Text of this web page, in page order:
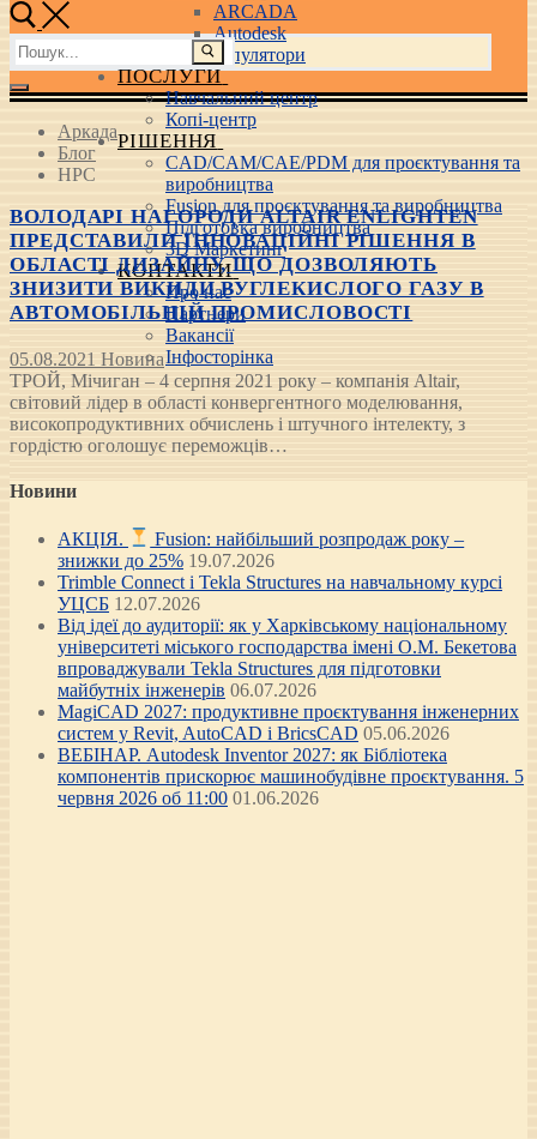
ARCADA
Autodesk
3D маніпулятори
ПОСЛУГИ
Навчальний центр
Копі-центр
РІШЕННЯ
CAD/CAM/CAE/PDM для проєктування та
виробництва
Fusion для проєктування та виробництва
Підготовка виробництва
3D Маркетинг
КОНТАКТИ
Про нас
Партнери
Вакансії
Інфосторінка
Пошук:
Аркада
Блог
HPC
ВОЛОДАРІ НАГОРОДИ ALTAIR ENLIGHTEN
ПРЕДСТАВИЛИ ІННОВАЦІЙНІ РІШЕННЯ В
ОБЛАСТІ ДИЗАЙНУ, ЩО ДОЗВОЛЯЮТЬ
ЗНИЗИТИ ВИКИДИ ВУГЛЕКИСЛОГО ГАЗУ В
АВТОМОБІЛЬНІЙ ПРОМИСЛОВОСТІ
05.08.2021 Новина
ТРОЙ, Мічиган – 4 серпня 2021 року – компанія Altair,
світовий лідер в області конвергентного моделювання,
високопродуктивних обчислень і штучного інтелекту, з
гордістю оголошує переможців…
Новини
АКЦІЯ.
Fusion: найбільший розпродаж року –
знижки до 25% 19.07.2026
Trimble Connect і Tekla Structures на навчальному курсі
УЦСБ 12.07.2026
Від ідеї до аудиторії: як у Харківському національному
університеті міського господарства імені О.М. Бекетова
впроваджували Tekla Structures для підготовки
майбутніх інженерів 06.07.2026
MagiCAD 2027: продуктивне проєктування інженерних
систем у Revit, AutoCAD і BricsCAD 05.06.2026
ВЕБІНАР. Autodesk Inventor 2027: як Бібліотека
компонентів прискорює машинобудівне проєктування. 5
червня 2026 об 11:00 01.06.2026